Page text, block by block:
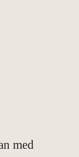
med